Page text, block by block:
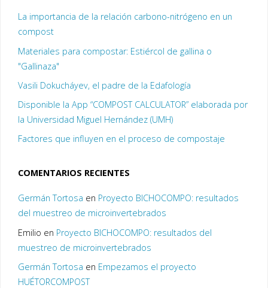
La importancia de la relación carbono-nitrógeno en un
compost
Materiales para compostar: Estiércol de gallina o
"Gallinaza"
Vasili Dokucháyev, el padre de la Edafología
Disponible la App “COMPOST CALCULATOR” elaborada por
la Universidad Miguel Hernández (UMH)
Factores que influyen en el proceso de compostaje
COMENTARIOS RECIENTES
Germán Tortosa en Proyecto BICHOCOMPO: resultados
del muestreo de microinvertebrados
Emilio en Proyecto BICHOCOMPO: resultados del
muestreo de microinvertebrados
Germán Tortosa en Empezamos el proyecto
HUÉTORCOMPOST